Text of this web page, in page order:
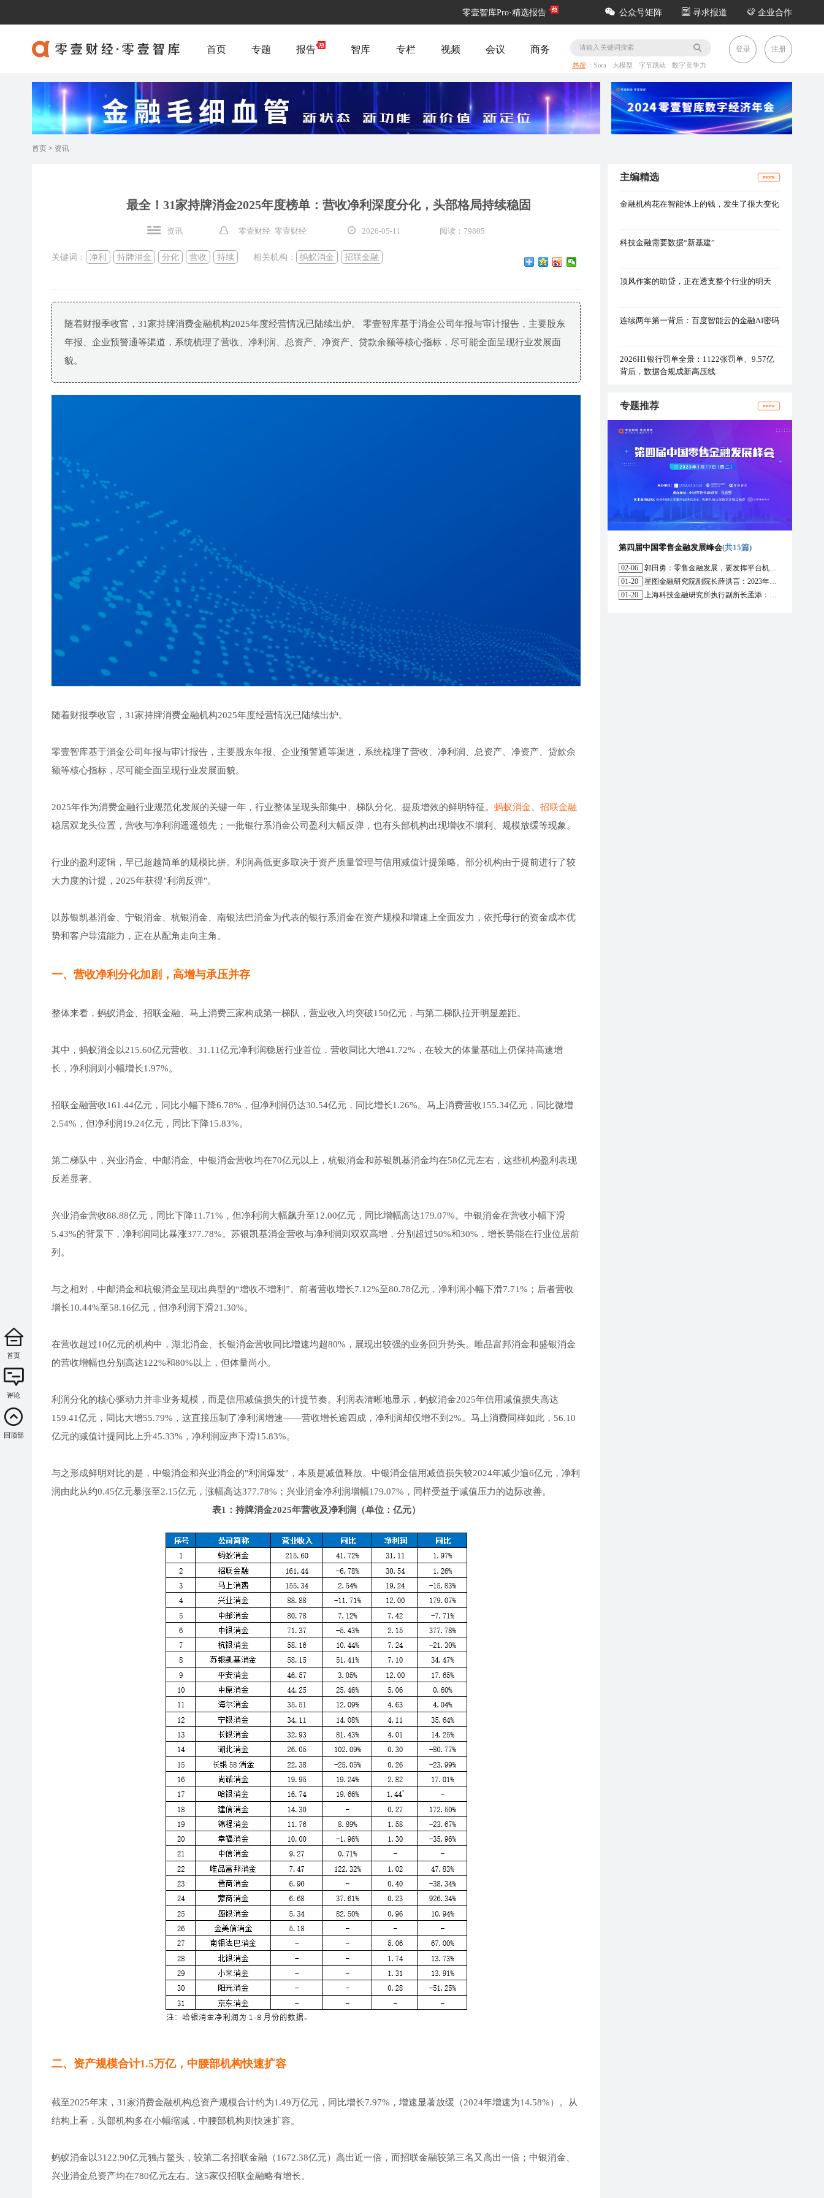
零壹智库Pro·精选报告 公众号矩阵 寻求报道 企业合作
首页 专题 报告 智库 专栏 视频 会议 商务
热搜 :Sora 大模型 字节跳动 数字竞争力
登录 注册
首页 > 资讯
最全！31家持牌消金2025年度榜单：营收净利深度分化，头部格局持续稳固
资讯 零壹财经 零壹财经 2026-05-11 阅读：79805
关键词： 净利 持牌消金 分化 营收 持续 相关机构： 蚂蚁消金 招联金融
随着财报季收官，31家持牌消费金融机构2025年度经营情况已陆续出炉。 零壹智库基于消金公司年报与审计报告，主要股东
年报、企业预警通等渠道，系统梳理了营收、净利润、总资产、净资产、贷款余额等核心指标，尽可能全面呈现行业发展面
貌。
随着财报季收官，31家持牌消费金融机构2025年度经营情况已陆续出炉。
零壹智库基于消金公司年报与审计报告，主要股东年报、企业预警通等渠道，系统梳理了营收、净利润、总资产、净资产、贷款余
额等核心指标，尽可能全面呈现行业发展面貌。
2025年作为消费金融行业规范化发展的关键一年，行业整体呈现头部集中、梯队分化、提质增效的鲜明特征。 蚂蚁消金
招联金融
稳居双龙头位置，营收与净利润遥遥领先；一批银行系消金公司盈利大幅反弹，也有头部机构出现增收不增利、规模放缓等现象。
行业的盈利逻辑，早已超越简单的规模比拼。利润高低更多取决于资产质量管理与信用减值计提策略。部分机构由于提前进行了较
大力度的计提，2025年获得"利润反弹"。
以苏银凯基消金、宁银消金、杭银消金、南银法巴消金为代表的银行系消金在资产规模和增速上全面发力，依托母行的资金成本优
势和客户导流能力，正在从配角走向主角。
一、营收净利分化加剧，高增与承压并存
整体来看，蚂蚁消金、招联金融、马上消费三家构成第一梯队，营业收入均突破150亿元，与第二梯队拉开明显差距。
其中，蚂蚁消金以215.60亿元营收、31.11亿元净利润稳居行业首位，营收同比大增41.72%，在较大的体量基础上仍保持高速增
长，净利润则小幅增长1.97%。
招联金融营收161.44亿元，同比小幅下降6.78%，但净利润仍达30.54亿元，同比增长1.26%。马上消费营收155.34亿元，同比微增
2.54%，但净利润19.24亿元，同比下降15.83%。
第二梯队中，兴业消金、中邮消金、中银消金营收均在70亿元以上，杭银消金和苏银凯基消金均在58亿元左右，这些机构盈利表现
反差显著。
兴业消金营收88.88亿元，同比下降11.71%，但净利润大幅飙升至12.00亿元，同比增幅高达179.07%。中银消金在营收小幅下滑
5.43%的背景下，净利润同比暴涨377.78%。苏银凯基消金营收与净利润则双双高增，分别超过50%和30%，增长势能在行业位居前
列。
与之相对，中邮消金和杭银消金呈现出典型的“增收不增利”。前者营收增长7.12%至80.78亿元，净利润小幅下滑7.71%；后者营收
增长10.44%至58.16亿元，但净利润下滑21.30%。
在营收超过10亿元的机构中，湖北消金、长银消金营收同比增速均超80%，展现出较强的业务回升势头。唯品富邦消金和盛银消金
的营收增幅也分别高达122%和80%以上，但体量尚小。
利润分化的核心驱动力并非业务规模，而是信用减值损失的计提节奏。利润表清晰地显示，蚂蚁消金2025年信用减值损失高达
159.41亿元，同比大增55.79%，这直接压制了净利润增速——营收增长逾四成，净利润却仅增不到2%。马上消费同样如此，56.10
亿元的减值计提同比上升45.33%，净利润应声下滑15.83%。
与之形成鲜明对比的是，中银消金和兴业消金的"利润爆发"，本质是减值释放。中银消金信用减值损失较2024年减少逾6亿元，净利
润由此从约0.45亿元暴涨至2.15亿元，涨幅高达377.78%；兴业消金净利润增幅179.07%，同样受益于减值压力的边际改善。
表1：持牌消金2025年营收及净利润（单位：亿元）
二、资产规模合计1.5万亿，中腰部机构快速扩容
截至2025年末，31家消费金融机构总资产规模合计约为1.49万亿元，同比增长7.97%，增速显著放缓（2024年增速为14.58%）。从
结构上看，头部机构多在小幅缩减，中腰部机构则快速扩容。
蚂蚁消金以3122.90亿元独占鳌头，较第二名招联金融（1672.38亿元）高出近一倍，而招联金融较第三名又高出一倍；中银消金、
兴业消金总资产均在780亿元左右。这5家仅招联金融略有增长。
主编精选 more
金融机构花在智能体上的钱，发生了很大变化
科技金融需要数据“新基建”
顶风作案的助贷，正在透支整个行业的明天
连续两年第一背后：百度智能云的金融AI密码
2026H1银行罚单全景：1122张罚单、9.57亿
背后，数据合规成新高压线
专题推荐 more
第四届中国零售金融发展峰会(共15篇)
02-06
郭田勇：零售金融发展，要发挥平台机构的作用
01-20
星图金融研究院副院长薛洪言：2023年消费信贷或迎来新起点
01-20
上海科技金融研究所执行副所长孟添：开放银行与嵌入式金融为数字普惠金融带来更大发展空间
首页
评论
回顶部